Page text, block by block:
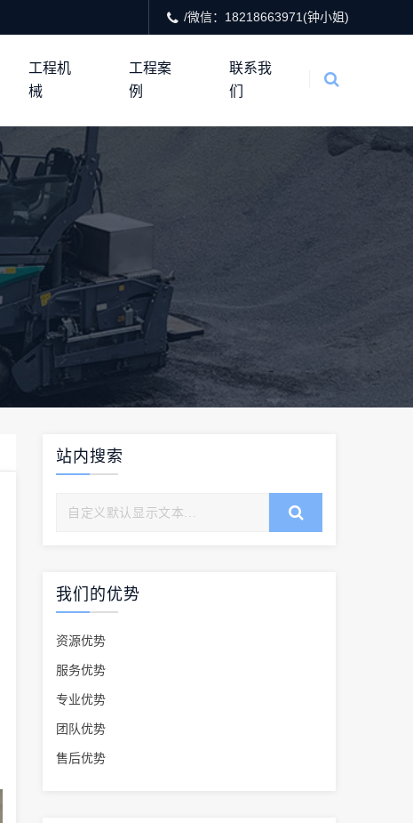
/微信：18218663971(钟小姐)
工程机
械
工程案
例
联系我
们
站内搜索
我们的优势
资源优势
服务优势
专业优势
团队优势
售后优势